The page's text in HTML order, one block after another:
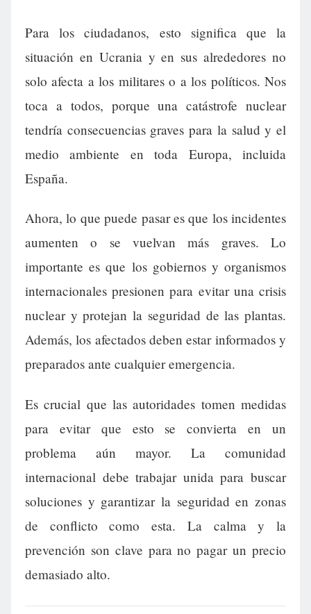
Para los ciudadanos, esto significa que la
situación en Ucrania y en sus alrededores no
solo afecta a los militares o a los políticos. Nos
toca a todos, porque una catástrofe nuclear
tendría consecuencias graves para la salud y el
medio ambiente en toda Europa, incluida
España.
Ahora, lo que puede pasar es que los incidentes
aumenten o se vuelvan más graves. Lo
importante es que los gobiernos y organismos
internacionales presionen para evitar una crisis
nuclear y protejan la seguridad de las plantas.
Además, los afectados deben estar informados y
preparados ante cualquier emergencia.
Es crucial que las autoridades tomen medidas
para evitar que esto se convierta en un
problema aún mayor. La comunidad
internacional debe trabajar unida para buscar
soluciones y garantizar la seguridad en zonas
de conflicto como esta. La calma y la
prevención son clave para no pagar un precio
demasiado alto.